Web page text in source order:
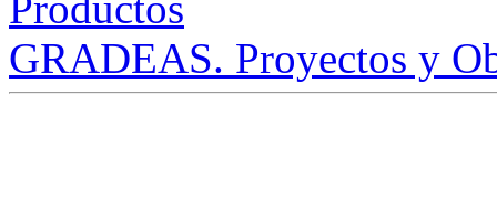
GRADEAS. Proyectos y